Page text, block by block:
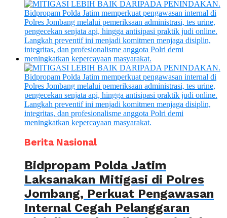
Berita Nasional
Bidpropam Polda Jatim
Laksanakan Mitigasi di Polres
Jombang, Perkuat Pengawasan
Internal Cegah Pelanggaran